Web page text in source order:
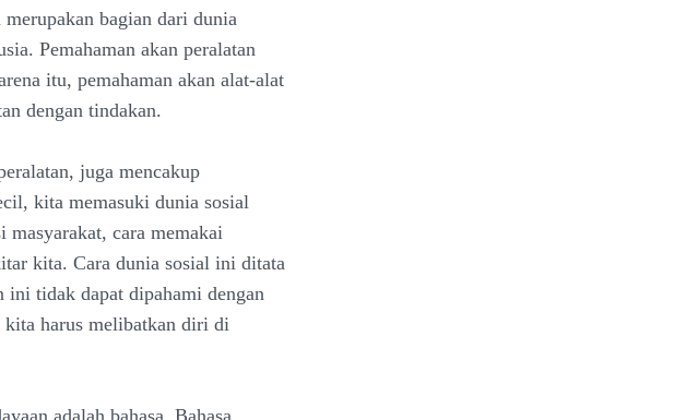
bagian dari dunia
Pemahaman akan peralatan
itu, pemahaman akan alat-alat
dengan tindakan.
juga mencakup
kita memasuki dunia sosial
masyarakat, cara memakai
kita. Cara dunia sosial ini ditata
ini tidak dapat dipahami dengan
kita harus melibatkan diri di
adalah bahasa. Bahasa